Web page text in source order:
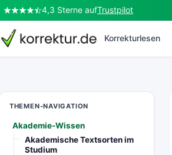
4,3 Sterne aufTrustpilot
korrektur.de Korrekturlesen
THEMEN-NAVIGATION
Akademie-Wissen
Akademische Textsorten im
Studium